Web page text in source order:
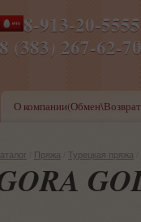
8-913-20-
8 (383) 267-
ПН-ПТ 8-17,СБ-ВС 9-
О
Пряжа Турецкая пряжа